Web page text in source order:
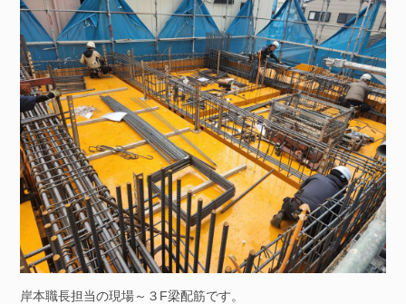
岸本職長担当の現場～３F梁配筋です。